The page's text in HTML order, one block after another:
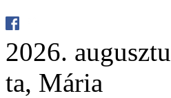
2026.
ta, Má­ria